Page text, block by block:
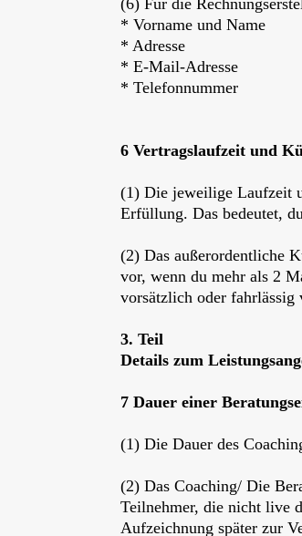
(6) Für die
* Vorname und Name
* Adresse
* E-Mail-Adresse
* Telefonnummer
6 Vertragslaufzeit und
(1) Die jeweilige Laufzeit
Erfüllung. Das bedeutet,
(2) Das außerordentliche
vor, wenn du mehr als 2
vorsätzlich oder fahrlässig
3. Teil
Details zum
7 Dauer einer
(1) Die Dauer des
(2) Das Coaching/ Die
Teilnehmer, die nicht live
Aufzeichnung später zur